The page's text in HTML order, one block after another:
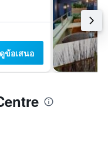
ดูข้อเสนอ